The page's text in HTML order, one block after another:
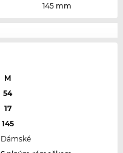
145 mm
M
54
17
145
Dámské